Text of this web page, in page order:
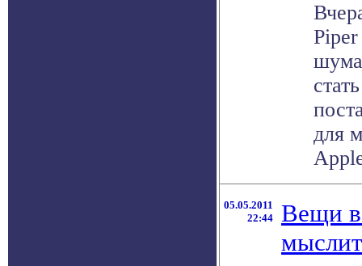
для
05.05.2011
22:44
Вещи